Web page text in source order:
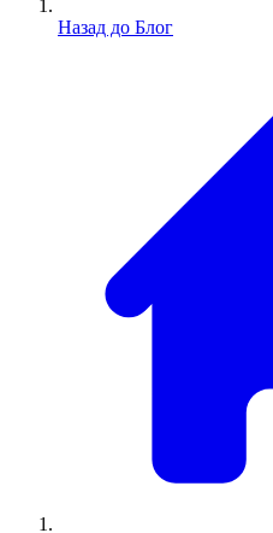
Назад до Блог